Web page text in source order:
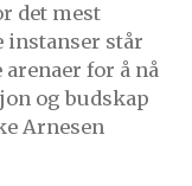
det mest
instanser står
for å nå
og budskap
Arnesen